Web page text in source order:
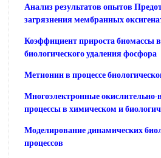
Анализ результатов опытов
загрязнения мембранных
Коэффициент прироста биомассы в
биологического удаления фосфора
Метионин в процессе
Многоэлектронные окислительно-
процессы в химическом и
Моделирование динамических
процессов